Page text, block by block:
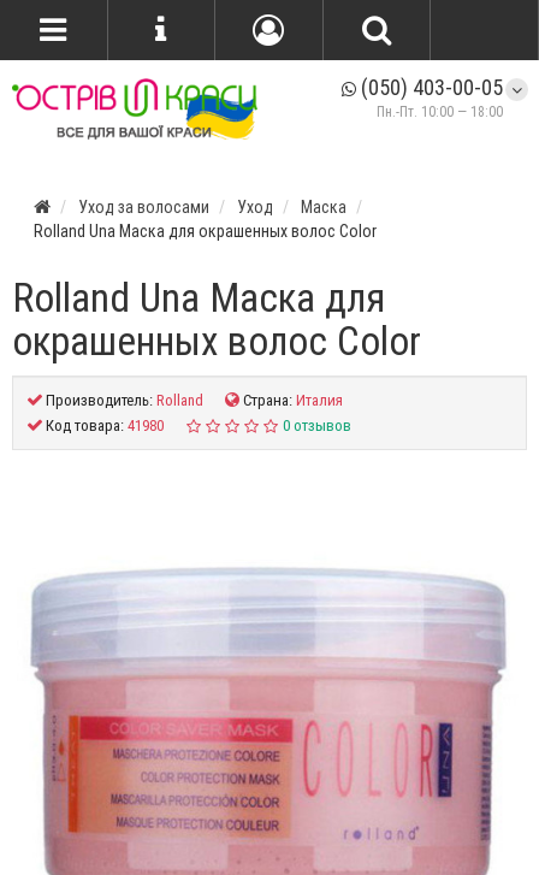
(050) 403-00-05
Пн.-Пт. 10:00 — 18:00
Уход за волосами Уход
Маска
Rolland Una Маска для окрашенных волос Color
Rolland Una Маска для
окрашенных волос Color
Производитель:Rolland Страна:Италия
Код товара:41980 0 отзывов